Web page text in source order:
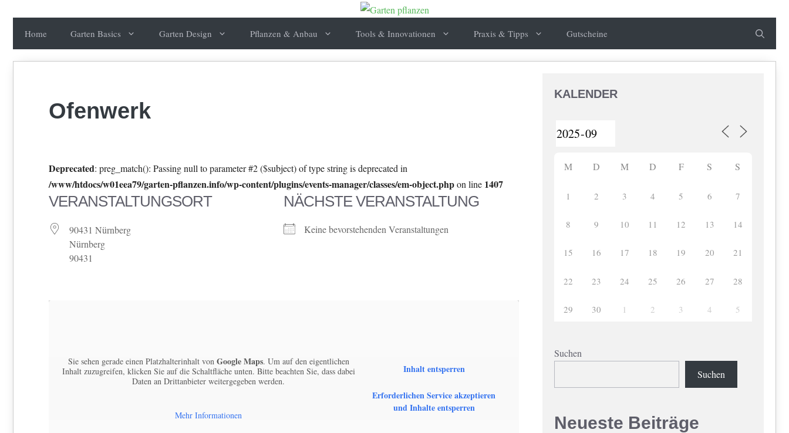
springenHome Garten Basics Garten Design Pflanzen & Anbau Tools & Innovationen Praxis & Tipps Gutscheine
Ofenwerk
Deprecated: preg_match(): Passing null to parameter #2 ($subject) of type string is deprecated in
/www/htdocs/w01eea79/garten-pflanzen.info/wp-content/plugins/events-manager/classes/em-object.phpon line 1407
VERANSTALTUNGSORT
90431 Nürnberg
Nürnberg
90431
NÄCHSTE VERANSTALTUNG
Keine bevorstehenden Veranstaltungen
Sie sehen gerade einen Platzhalterinhalt von Google Maps. Um auf den eigentlichen
Inhalt zuzugreifen, klicken Sie auf die Schaltfläche unten. Bitte beachten Sie, dass dabei
Daten an Drittanbieter weitergegeben werden.
Mehr Informationen
Inhalt entsperren
Erforderlichen Service akzeptieren
und Inhalte entsperren
KALENDER
M D M D F S S
1 2 3 4 5 6 7
8 9 10 11 12 13 14
15 16 17 18 19 20 21
22 23 24 25 26 27 28
29 30 1 2 3 4 5
Suchen
Suchen
Neueste Beiträge